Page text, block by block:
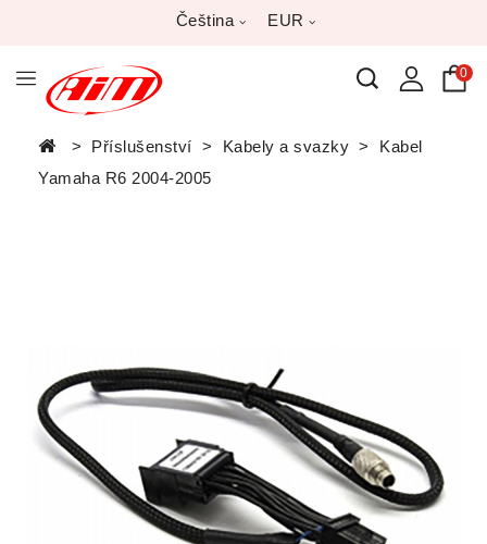
EUR
Čeština
0
Příslušenství Kabely a svazky
Kabel
Yamaha R6 2004-2005